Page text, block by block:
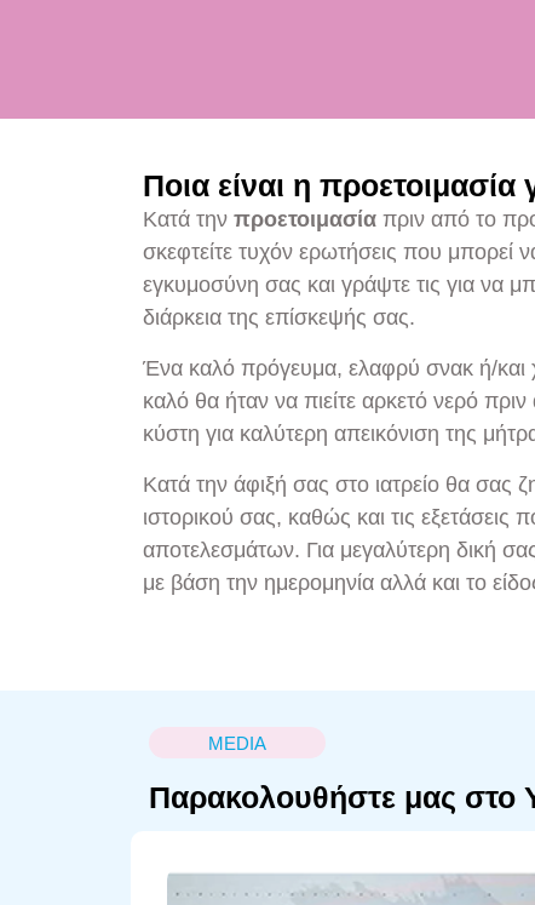
Ποια είναι η
Κατά την προετοιμασία πριν από το
σκεφτείτε τυχόν ερωτήσεις που μπορεί
εγκυμοσύνη σας και γράψτε τις για να
διάρκεια της επίσκεψής σας.
Ένα καλό πρόγευμα, ελαφρύ σνακ ή/και
καλό θα ήταν να πιείτε αρκετό νερό
κύστη για καλύτερη απεικόνιση της
Κατά την άφιξή σας στο ιατρείο θα σας
ιστορικού σας, καθώς και τις
αποτελεσμάτων. Για μεγαλύτερη δική
με βάση την ημερομηνία αλλά και το
MEDIA
Παρακολουθήστε μας στο